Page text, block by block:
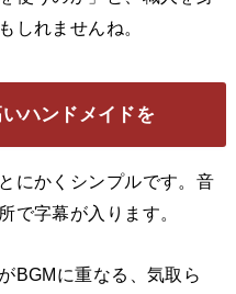
しれませんね。
ハンドメイドを
にかくシンプルです。音
で字幕が入ります。
BGMに重なる、気取ら